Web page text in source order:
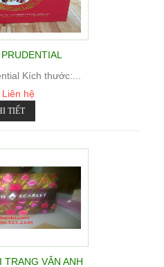
Kích thước:...
Liên hệ
TIẾT
VÂN ANH